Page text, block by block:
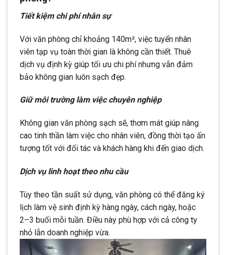
Tiết kiệm chi phí nhân sự
Với văn phòng chỉ khoảng 140m², việc tuyển nhân
viên tạp vụ toàn thời gian là không cần thiết. Thuê
dịch vụ định kỳ giúp tối ưu chi phí nhưng vẫn đảm
bảo không gian luôn sạch đẹp.
Giữ môi trường làm việc chuyên nghiệp
Không gian văn phòng sạch sẽ, thơm mát giúp nâng
cao tinh thần làm việc cho nhân viên, đồng thời tạo ấn
tượng tốt với đối tác và khách hàng khi đến giao dịch.
Dịch vụ linh hoạt theo nhu cầu
Tùy theo tần suất sử dụng, văn phòng có thể đăng ký
lịch làm vệ sinh định kỳ hàng ngày, cách ngày, hoặc
2–3 buổi mỗi tuần. Điều này phù hợp với cả công ty
nhỏ lẫn doanh nghiệp vừa.